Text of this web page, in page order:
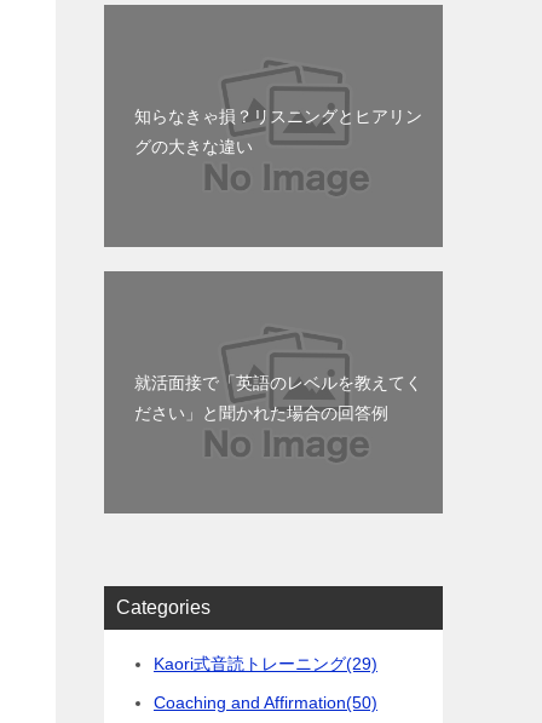
知らなきゃ損？リスニングとヒアリン
グの大きな違い
就活面接で「英語のレベルを教えてく
ださい」と聞かれた場合の回答例
Categories
Kaori式音読トレーニング(29)
Coaching and Affirmation(50)